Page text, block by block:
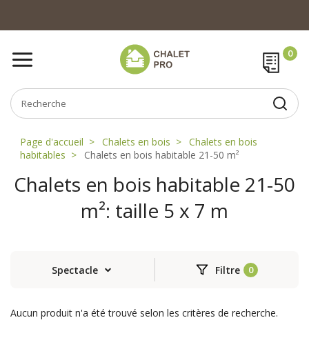
Page d'accueil Chalets en bois
Chalets en bois
habitables
Chalets en bois habitable 21-50 m²
Chalets en bois habitable 21-50
m²: taille 5 x 7 m
Spectacle Filtre
Aucun produit n'a été trouvé selon les critères de recherche.